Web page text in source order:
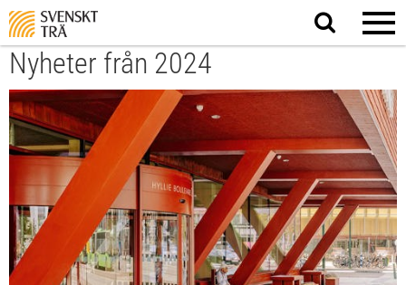
Sök
på
Nyheter från 2024